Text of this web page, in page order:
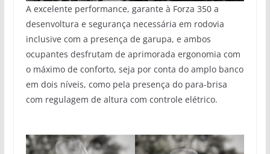
A excelente performance, garante à Forza 350 a
desenvoltura e segurança necessária em rodovia
inclusive com a presença de garupa, e ambos
ocupantes desfrutam de aprimorada ergonomia com
o máximo de conforto, seja por conta do amplo banco
em dois níveis, como pela presença do para-brisa
com regulagem de altura com controle elétrico.